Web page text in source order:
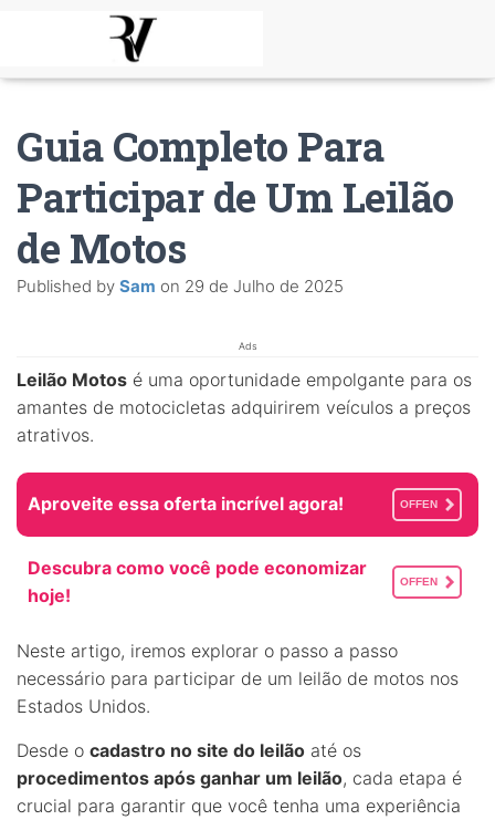
Guia Completo Para
Participar de Um Leilão
de Motos
Published by Sam on 29 de Julho de 2025
Ads
Leilão Motos é uma oportunidade empolgante para os
amantes de motocicletas adquirirem veículos a preços
atrativos.
Aproveite essa oferta incrível agora! OFFEN
Descubra como você pode economizar
hoje!
OFFEN
Neste artigo, iremos explorar o passo a passo
necessário para participar de um leilão de motos nos
Estados Unidos.
Desde o cadastro no site do leilão até os
procedimentos após ganhar um leilão, cada etapa é
crucial para garantir que você tenha uma experiência